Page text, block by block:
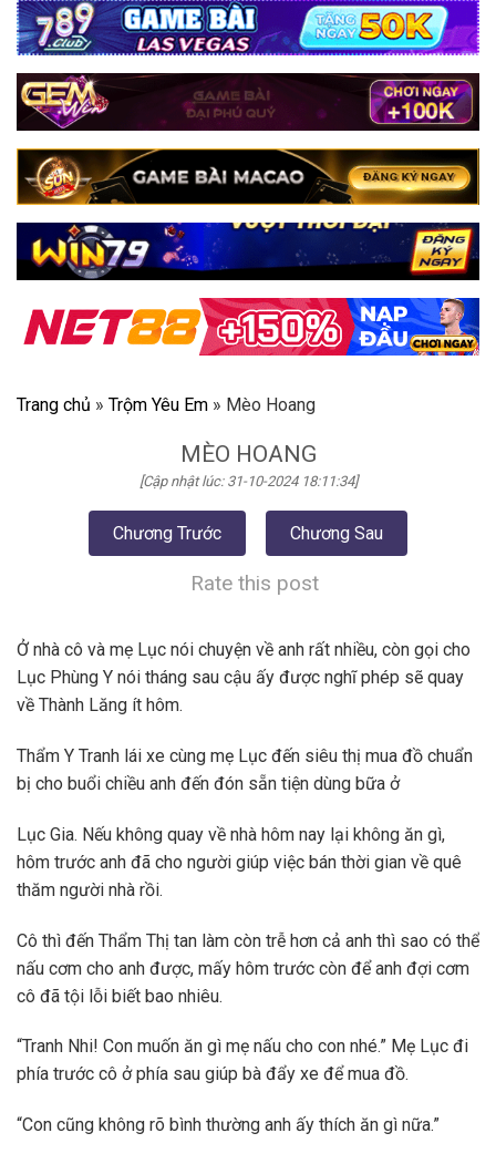
Trang chủ » Trộm Yêu Em » Mèo Hoang
MÈO HOANG
[Cập nhật lúc: 31-10-2024 18:11:34]
Chương Trước Chương Sau
Rate this post
Ở nhà cô và mẹ Lục nói chuyện về anh rất nhiều, còn gọi cho
Lục Phùng Y nói tháng sau cậu ấy được nghĩ phép sẽ quay
về Thành Lăng ít hôm.
Thẩm Y Tranh lái xe cùng mẹ Lục đến siêu thị mua đồ chuẩn
bị cho buổi chiều anh đến đón sẵn tiện dùng bữa ở
Lục Gia. Nếu không quay về nhà hôm nay lại không ăn gì,
hôm trước anh đã cho người giúp việc bán thời gian về quê
thăm người nhà rồi.
Cô thì đến Thẩm Thị tan làm còn trễ hơn cả anh thì sao có thể
nấu cơm cho anh được, mấy hôm trước còn để anh đợi cơm
cô đã tội lỗi biết bao nhiêu.
“Tranh Nhi! Con muốn ăn gì mẹ nấu cho con nhé.” Mẹ Lục đi
phía trước cô ở phía sau giúp bà đẩy xe để mua đồ.
“Con cũng không rõ bình thường anh ấy thích ăn gì nữa.”